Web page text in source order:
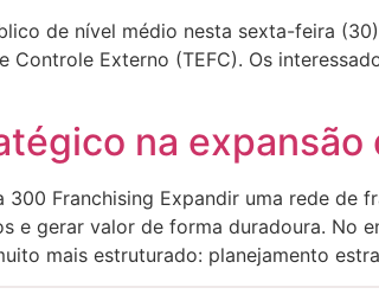
de nível médio nesta sexta-feira
Externo (TEFC). Os
na expansão
Franchising Expandir uma rede de
e gerar valor de forma duradoura. No
mais estruturado: planejamento